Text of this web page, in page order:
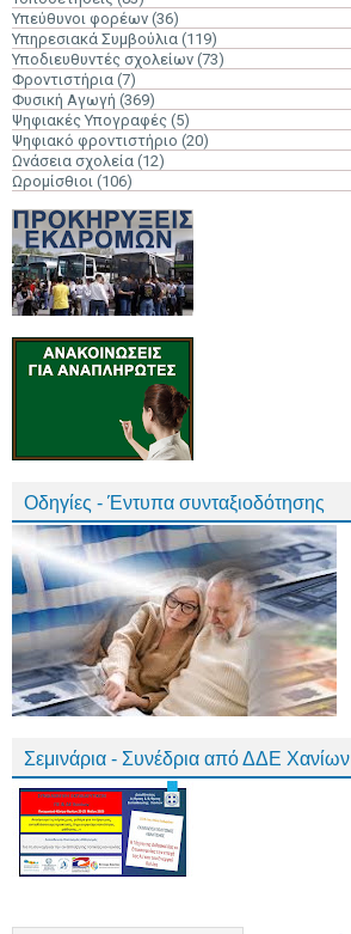
Υπεύθυνοι φορέων (36)
Υπηρεσιακά Συμβούλια (119)
Υποδιευθυντές σχολείων (73)
Φροντιστήρια (7)
Φυσική Αγωγή (369)
Ψηφιακές Υπογραφές (5)
Ψηφιακό φροντιστήριο (20)
Ωνάσεια σχολεία (12)
Ωρομίσθιοι (106)
Οδηγίες - Έντυπα συνταξιοδότησης
Σεμινάρια - Συνέδρια από ΔΔΕ Χανίων